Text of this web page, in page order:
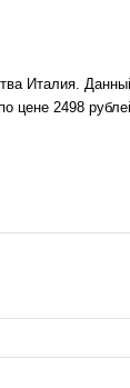
Италия.
цене 2498